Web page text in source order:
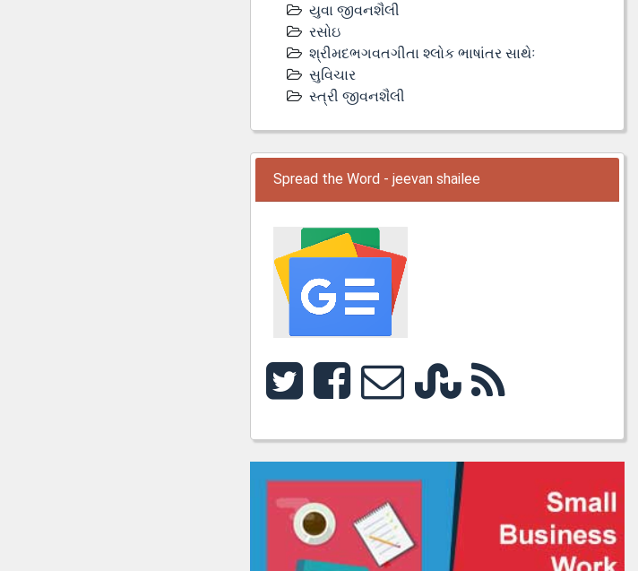
યુવા જીવનશૈલી
રસોઇ
શ્રીમદભગવતગીતા શ્લોક ભાષાંતર સાથેઃ
સુવિચાર
સ્ત્રી જીવનશૈલી
Spread the Word - jeevan shailee